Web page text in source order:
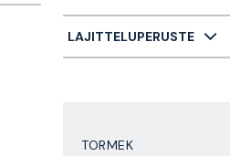
LAJITTELUPERUSTE
TORMEK